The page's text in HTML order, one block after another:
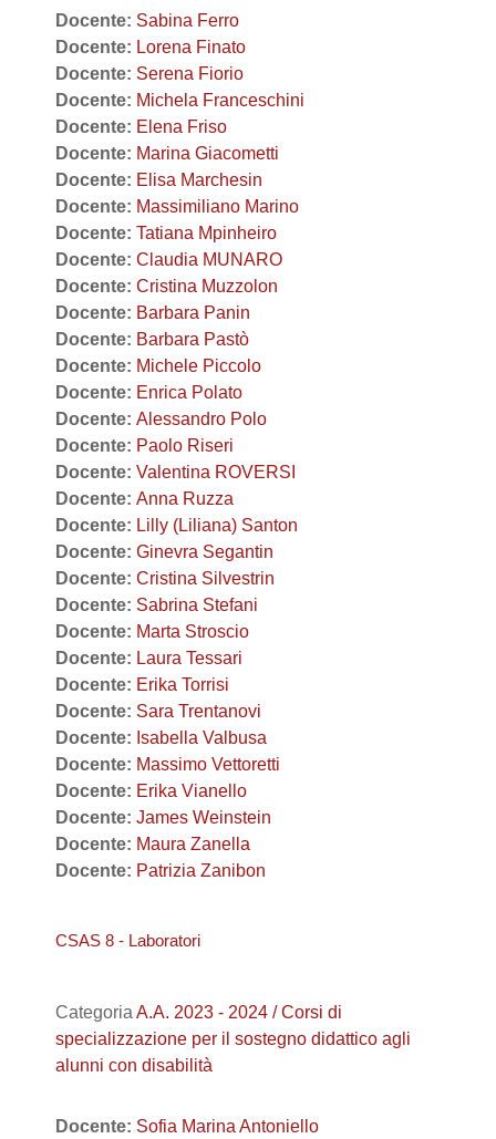
Docente: Sabina Ferro
Docente: Lorena Finato
Docente: Serena Fiorio
Docente: Michela Franceschini
Docente: Elena Friso
Docente: Marina Giacometti
Docente: Elisa Marchesin
Docente: Massimiliano Marino
Docente: Tatiana Mpinheiro
Docente: Claudia MUNARO
Docente: Cristina Muzzolon
Docente: Barbara Panin
Docente: Barbara Pastò
Docente: Michele Piccolo
Docente: Enrica Polato
Docente: Alessandro Polo
Docente: Paolo Riseri
Docente: Valentina ROVERSI
Docente: Anna Ruzza
Docente: Lilly (Liliana) Santon
Docente: Ginevra Segantin
Docente: Cristina Silvestrin
Docente: Sabrina Stefani
Docente: Marta Stroscio
Docente: Laura Tessari
Docente: Erika Torrisi
Docente: Sara Trentanovi
Docente: Isabella Valbusa
Docente: Massimo Vettoretti
Docente: Erika Vianello
Docente: James Weinstein
Docente: Maura Zanella
Docente: Patrizia Zanibon
CSAS 8 - Laboratori
Categoria A.A. 2023 - 2024 / Corsi di
specializzazione per il sostegno didattico agli
alunni con disabilità
Docente: Sofia Marina Antoniello